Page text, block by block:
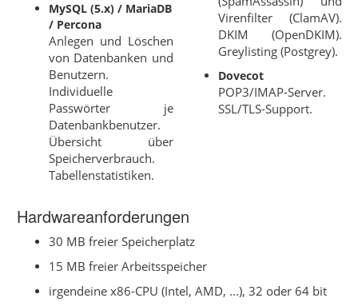
MySQL (5.x) / MariaDB
/ Percona
Anlegen und Löschen
von Datenbanken und
Benutzern.
Individuelle
Passwörter je
Datenbankbenutzer.
Übersicht über
Speicherverbrauch.
Tabellenstatistiken.
Virenfilter (ClamAV).
DKIM (OpenDKIM).
Greylisting (Postgrey).
Dovecot
POP3/IMAP-Server.
SSL/TLS-Support.
Hardwareanforderungen
30 MB freier Speicherplatz
15 MB freier Arbeitsspeicher
irgendeine x86-CPU (Intel, AMD, ...), 32 oder 64 bit